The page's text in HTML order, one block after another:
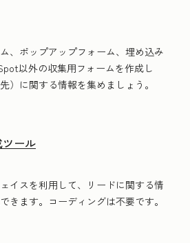
、ポップアップフォーム、埋め込み
以外の収集用フォームを作成し
）に関する情報を集めましょう。
ール
イスを利用して、リードに関する情
きます。コーディングは不要です。